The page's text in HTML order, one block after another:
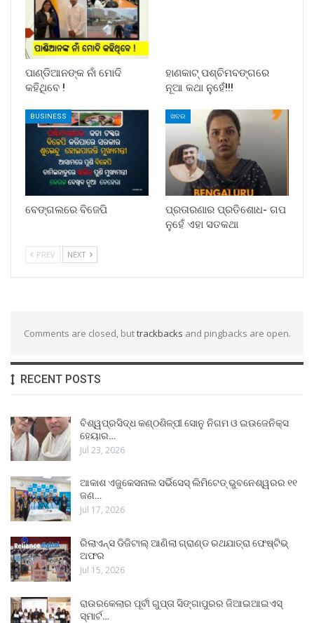
ପାଣ୍ଡିଆନଙ୍କ ନାଁ ମୋଦି
କହିଥିବେ !
ହାଣକାଟ୍‌ ପଶ୍ଚିମବଙ୍ଗରେ
ନୂଆ କଥା ନୁହେଁ!!!
BUSINESS
ବେଙ୍ଗଲରେ ବିଜେପି
ଖବର
ପ୍ରତାରଣାର ପ୍ରତିଶୋଧ- ଗପ
ନୁହେଁ ଏହା ସତକଥା
PREV NEXT
Comments are closed, buttrackbacks and pingbacks are open.
RECENT POSTS
ବିଶ୍ୱପ୍ରସିଦ୍ଧ କଣ୍ଠଶିଳ୍ପୀ ସୋନୁ ନିଗମ ଓ ଇଉଜେନିକ୍ସ
ହେୟାର…
Jul 23, 2026
ଆକାଶ ଏଜୁକେସନାଲ ସର୍ଭିସେସ୍ ଲିମିଟେଡ୍ ଭୁବନେଶ୍ୱରର ୧୧
ଜଣ…
Jul 17, 2026
ରିଲାଏନ୍ସ ଡିଜିଟାଲ୍ ଆଣିଲା ଗ୍ରାଣ୍ଡ ରଥଯାତ୍ରା ଫେଷ୍ଟିଭ୍
ଅଫର
Jul 15, 2026
ରାଉରକେଲାର ପୂର୍ବୀ ଗୁପ୍ତା ସିଙ୍ଗାପୁରର ଜିଆଇଆଇଏସ୍
ସ୍ମାର୍ଟ…